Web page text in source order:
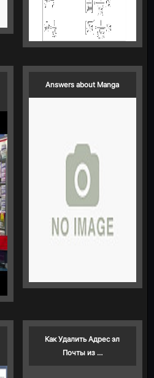
Answers about Manga
Как Удалить Адрес эл
Почты из …